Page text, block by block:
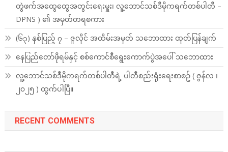
တွဲဖက်အထွေထွေအတွင်းရေးမှူး၊ လူ့ဘောင်သစ်ဒီမိုကရက်တစ်ပါတီ –
DPNS ) ၏ အမှတ်တရစကား
(၆၃) နှစ်ပြည့် ၇ – ဇူလိုင် အထိမ်းအမှတ် သဘောထား ထုတ်ပြန်ချက်
နေပြည်တော်ဖိုရမ်နှင့် စစ်ကောင်စီရွေးကောက်ပွဲအပေါ် သဘောထား
လူ့ဘောင်သစ်ဒီမိုကရက်တစ်ပါတီရဲ့ ပါတီစည်းရုံးရေးစာစဥ် ( ဇွန်လ ၊
၂၀၂၅ ) ထွက်ပါပြီ။
RECENT COMMENTS